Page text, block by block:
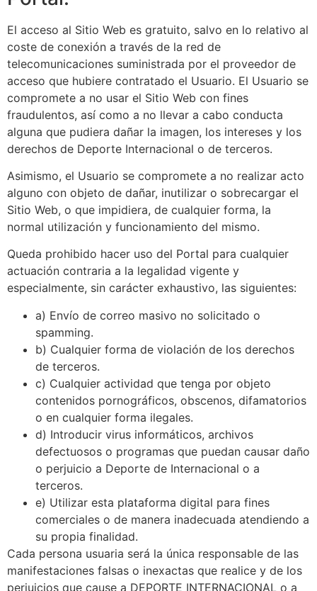
El acceso al Sitio Web es gratuito, salvo en lo relativo al
coste de conexión a través de la red de
telecomunicaciones suministrada por el proveedor de
acceso que hubiere contratado el Usuario. El Usuario se
compromete a no usar el Sitio Web con fines
fraudulentos, así como a no llevar a cabo conducta
alguna que pudiera dañar la imagen, los intereses y los
derechos de Deporte Internacional o de terceros.
Asimismo, el Usuario se compromete a no realizar acto
alguno con objeto de dañar, inutilizar o sobrecargar el
Sitio Web, o que impidiera, de cualquier forma, la
normal utilización y funcionamiento del mismo.
Queda prohibido hacer uso del Portal para cualquier
actuación contraria a la legalidad vigente y
especialmente, sin carácter exhaustivo, las siguientes:
a) Envío de correo masivo no solicitado o
spamming.
b) Cualquier forma de violación de los derechos
de terceros.
c) Cualquier actividad que tenga por objeto
contenidos pornográficos, obscenos, difamatorios
o en cualquier forma ilegales.
d) Introducir virus informáticos, archivos
defectuosos o programas que puedan causar daño
o perjuicio a Deporte de Internacional o a
terceros.
e) Utilizar esta plataforma digital para fines
comerciales o de manera inadecuada atendiendo a
su propia finalidad.
Cada persona usuaria será la única responsable de las
manifestaciones falsas o inexactas que realice y de los
perjuicios que cause a DEPORTE INTERNACIONAL o a